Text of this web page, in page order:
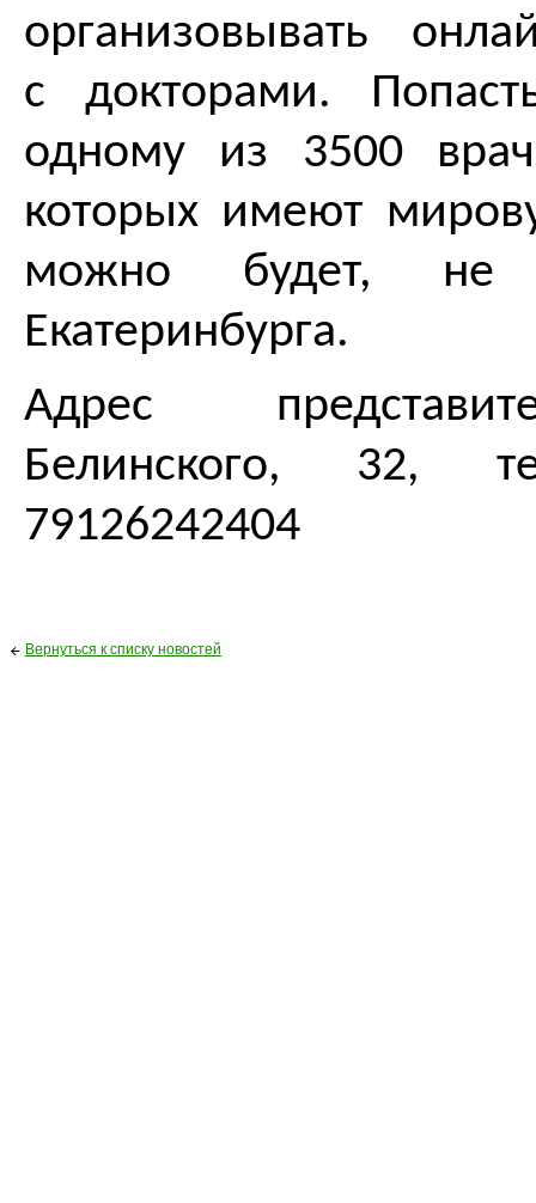
организовывать
с докторами.
одному из 3500
которых имеют
можно будет, не
Екатеринбурга.
Адрес
Белинского, 32,
79126242404
Вернуться к списку новостей